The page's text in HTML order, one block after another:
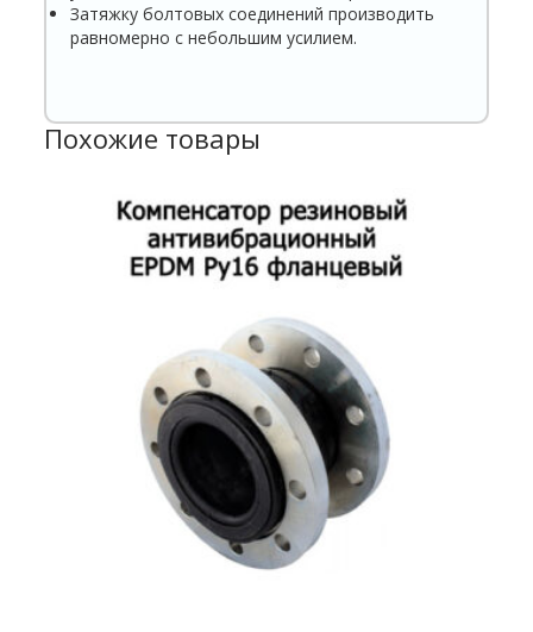
Затяжку болтовых соединений производить
равномерно с небольшим усилием.
Похожие товары